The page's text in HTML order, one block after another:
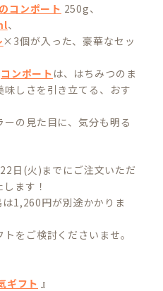
コンポート 250g、
、
×3個が入った、豪華なセッ
コンポート は、はちみつのま
しさを引き立てる、おす
の見た目に、気分も明る
日(火)までにご注文いただ
ます！
1,260円が別途かかりま
をご検討くださいませ。
ギフト 』